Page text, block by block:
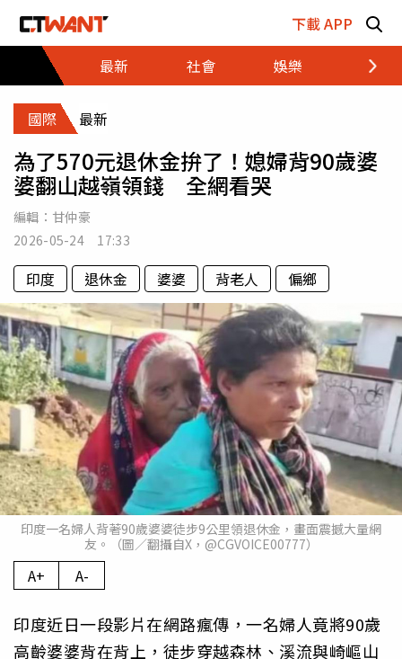
下載 APP
最新
社會 娛樂 財經
國際 最新
為了570元退休金拚了！媳婦背90歲婆
婆翻山越嶺領錢 全網看哭
編輯： 甘仲豪
2026-05-24 17:33
印度 退休金 婆婆 背老人 偏鄉
印度一名婦人背著90歲婆婆徒步9公里領退休金，畫面震撼大量網
友。（圖／翻攝自X，@CGVOICE00777）
A+ A-
印度近日一段影片在網路瘋傳，一名婦人竟將90歲
高齡婆婆背在背上，徒步穿越森林、溪流與崎嶇山